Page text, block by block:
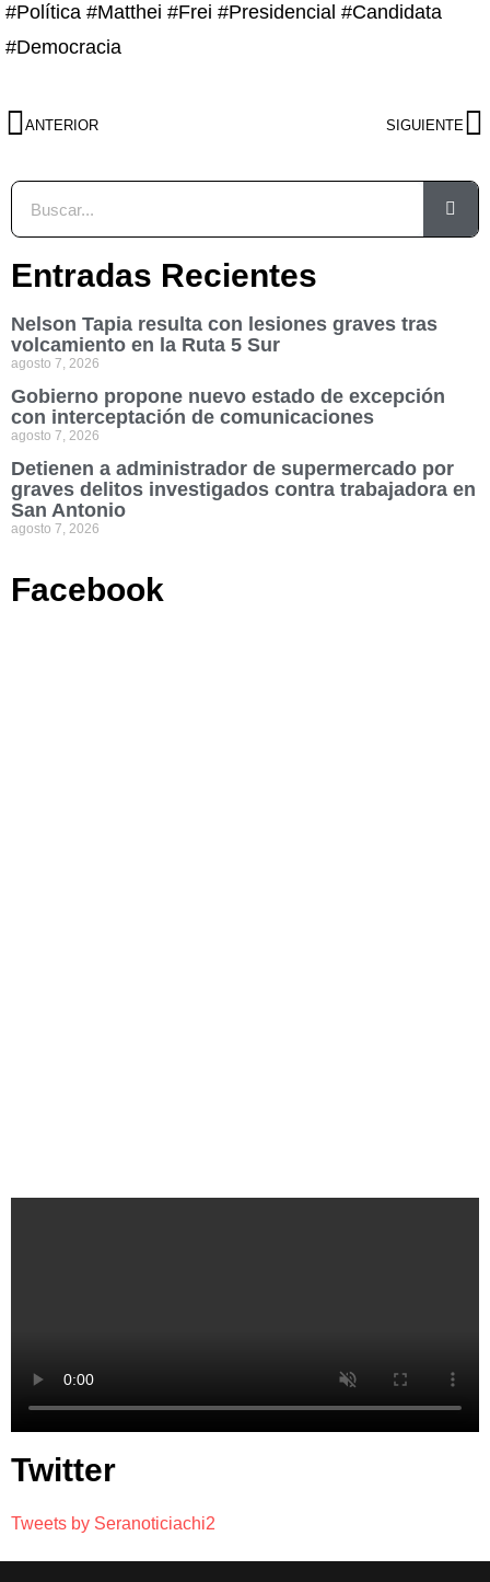
#Política #Matthei #Frei #Presidencial #Candidata
#Democracia
ANTERIOR SIGUIENTE
Entradas Recientes
Nelson Tapia resulta con lesiones graves tras
volcamiento en la Ruta 5 Sur
agosto 7, 2026
Gobierno propone nuevo estado de excepción
con interceptación de comunicaciones
agosto 7, 2026
Detienen a administrador de supermercado por
graves delitos investigados contra trabajadora en
San Antonio
agosto 7, 2026
Facebook
Twitter
Tweets by Seranoticiachi2